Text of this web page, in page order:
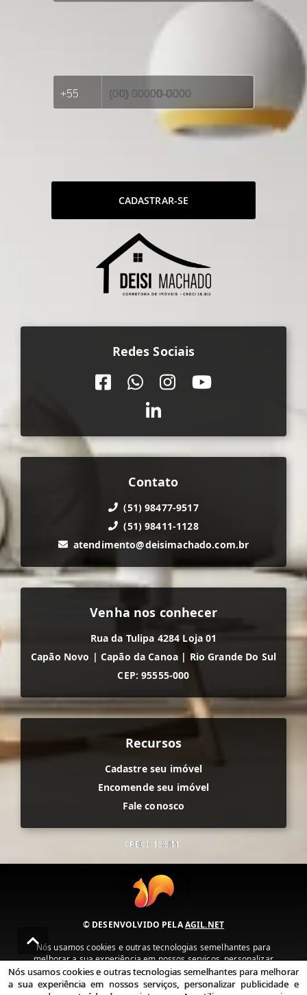
CADASTRAR-SE
Redes Sociais
Contato
(51) 98477-9517
(51) 98411-1128
atendimento@deisimachado.com.br
Venha nos conhecer
Rua da Tulipa 4284 Loja 01
Capão Novo | Capão da Canoa | Rio Grande Do Sul
CEP: 95555-000
Recursos
Cadastre seu imóvel
Encomende seu imóvel
Fale conosco
CRECI 18.811
© DESENVOLVIDO PELAAGIL.NET
Nós usamos cookies e outras tecnologias semelhantes para
melhorar a sua experiência em nossos serviços, personalizar
publicidade e recomendar conteúdo de seu interesse. Ao utilizar
nossos serviços, você concorda com nossa política de privacidade e
Nós usamos cookies e outras tecnologias semelhantes para melhorar
a sua experiência em nossos serviços, personalizar publicidade e